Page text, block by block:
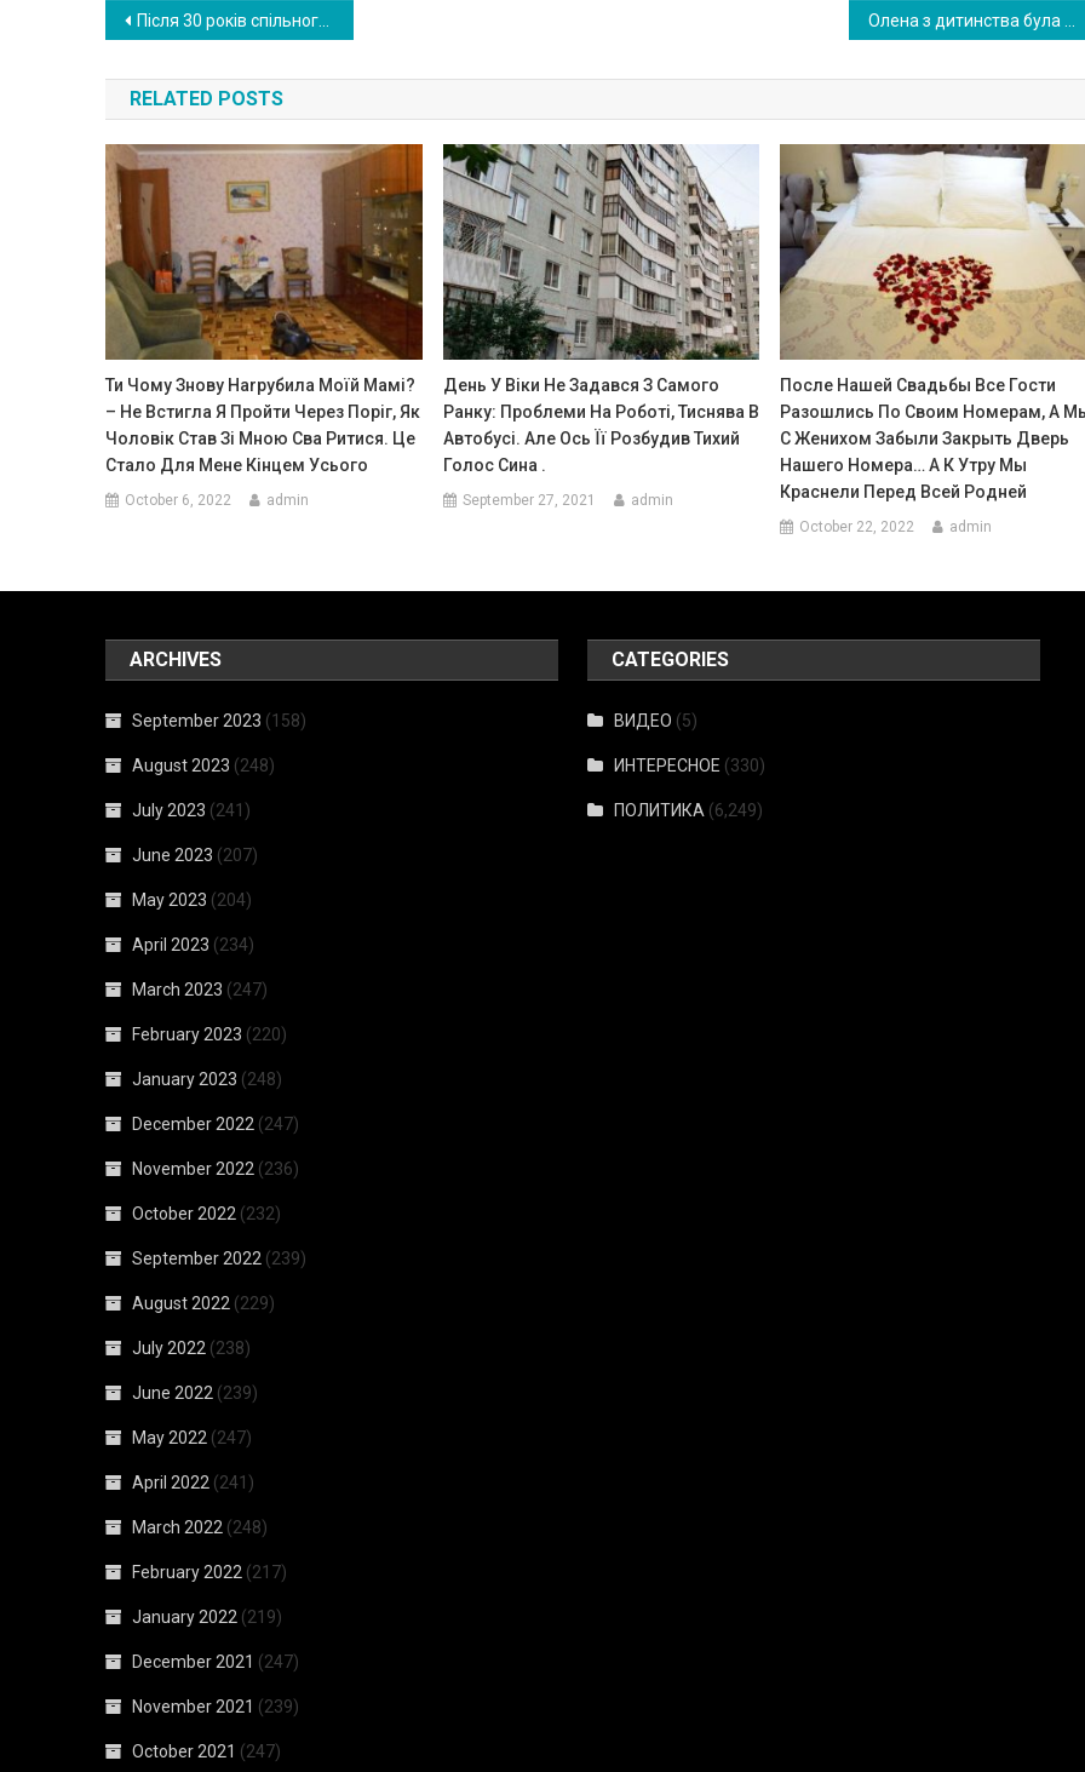
Post
navigation
Після 30 років спільного життя Антоніна зробила для себе велике відкриття. А все почалося із випадкової зустрічі.
RELATED POSTS
Ти Чому Знову Наrрубила Моїй Мамі?
– Не Встигла Я Пройти Через Поріг, Як
Чоловік Став Зі Мною Сва Ритися. Це
Стало Для Мене Кінцем Усього
October 6, 2022 admin
День У Віки Не Задався З Самого
Ранку: Проблеми На Роботі, Тиснява В
Автобусі. Але Ось Її Розбудив Тихий
Голос Сина .
September 27, 2021 admin
После Нашей Свадьбы Все Гости
Разошлись По Своим Номерам, А
С Женихом Забыли Закрыть Дверь
Нашего Номера… А К Утру Мы
Краснели Перед Всей Родней
October 22, 2022 admin
ARCHIVES
September 2023 (158)
August 2023 (248)
July 2023 (241)
June 2023 (207)
May 2023 (204)
April 2023 (234)
March 2023 (247)
February 2023 (220)
January 2023 (248)
December 2022 (247)
November 2022 (236)
October 2022 (232)
September 2022 (239)
August 2022 (229)
July 2022 (238)
June 2022 (239)
May 2022 (247)
April 2022 (241)
March 2022 (248)
February 2022 (217)
January 2022 (219)
December 2021 (247)
November 2021 (239)
October 2021 (247)
CATEGORIES
ВИДЕО (5)
ИНТЕРЕСНОЕ (330)
ПОЛИТИКА (6,249)